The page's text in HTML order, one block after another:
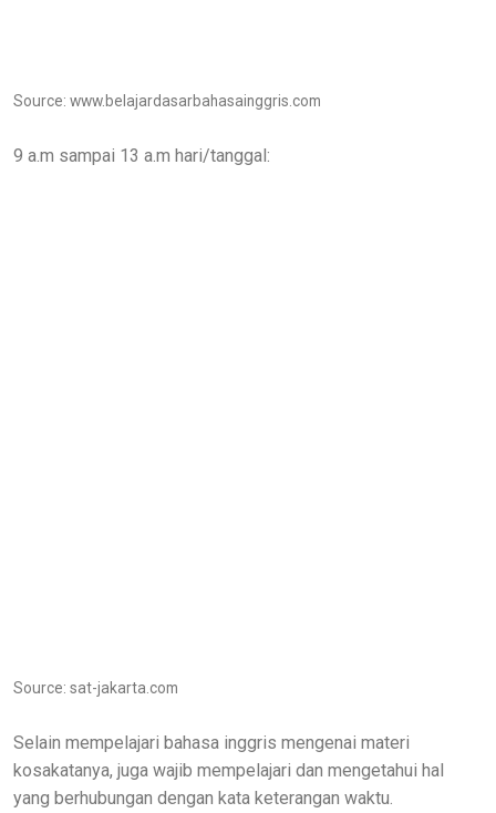
Source: www.belajardasarbahasainggris.com
9 a.m sampai 13 a.m hari/tanggal:
Source: sat-jakarta.com
Selain mempelajari bahasa inggris mengenai materi
kosakatanya, juga wajib mempelajari dan mengetahui hal
yang berhubungan dengan kata keterangan waktu.